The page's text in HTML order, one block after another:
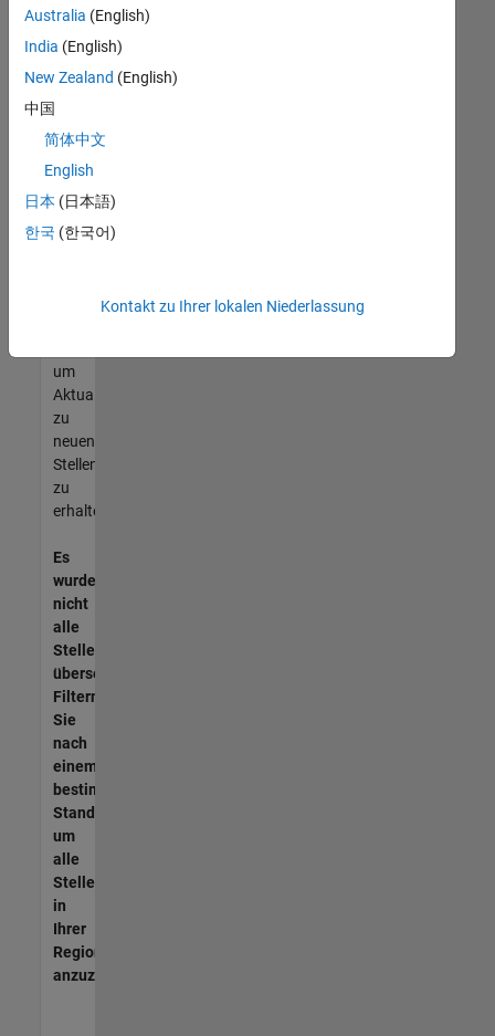
keine
offenen
Stellen
können,
die
Ihren
entsprechen,
werden
unseres
um
Aktualisierungen
zu
neuen
Stellenangeboten
zu
erhalten.
Es
wurden
nicht
alle
Stellen
übersetzt.
Filtern
Sie
nach
einem
bestimmten
Standort,
um
alle
Stellenangebote
in
Ihrer
Region
anzuzeigen.
Australia (English)
India (English)
New Zealand (English)
中国
简体中文
English
日本 (日本語)
한국 (한국어)
Kontakt zu Ihrer lokalen Niederlassung